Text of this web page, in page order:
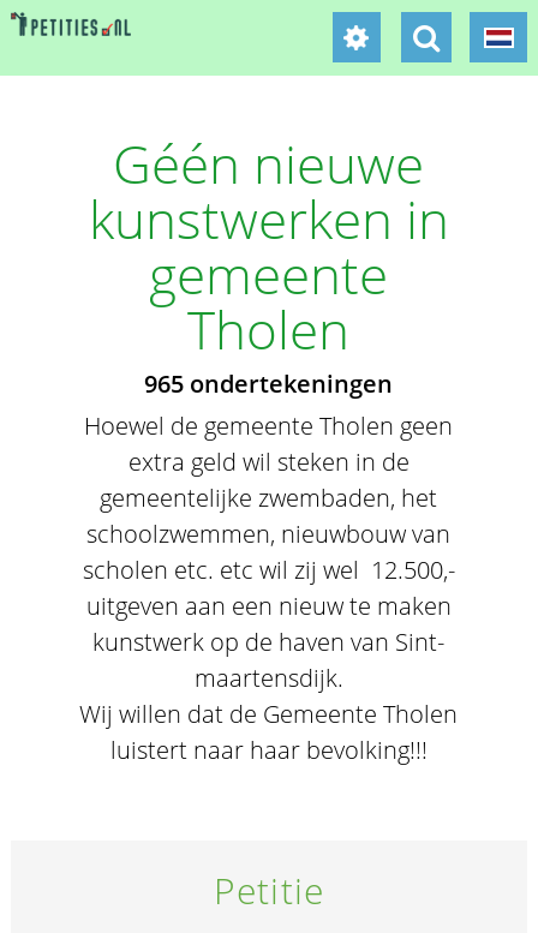
Géén nieuwe
kunstwerken in
gemeente
Tholen
965 ondertekeningen
Hoewel de gemeente Tholen geen
extra geld wil steken in de
gemeentelijke zwembaden, het
schoolzwemmen, nieuwbouw van
scholen etc. etc wil zij wel  12.500,-
uitgeven aan een nieuw te maken
kunstwerk op de haven van Sint-
maartensdijk.
Wij willen dat de Gemeente Tholen
luistert naar haar bevolking!!!
Petitie